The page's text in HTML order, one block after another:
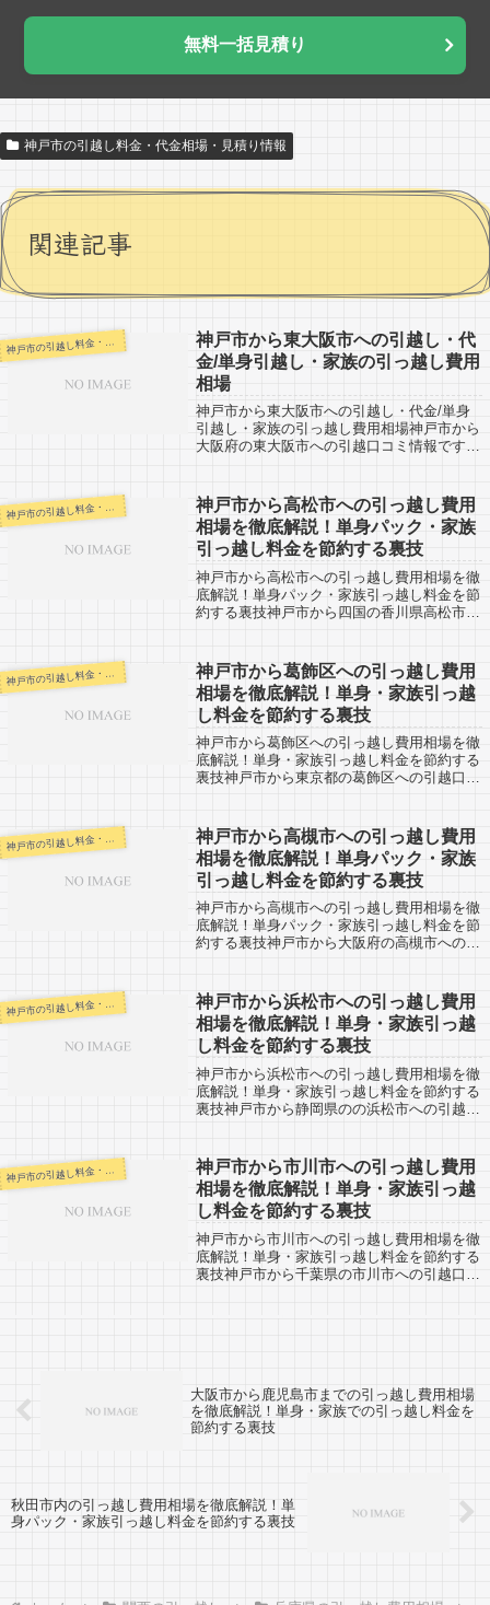
無料一括見積り
神戸市の引越し料金・代金相場・見積り情報
関連記事
神 戸市の引越し料金・代金相場・見積り情報
神戸市から東大阪市への引越し・代
金/単身引越し・家族の引っ越し費用
相場
神戸市から東大阪市への引越し・代金/単身
引越し・家族の引っ越し費用相場神戸市から
大阪府の東大阪市への引越口コミ情報です。
は約40km。車で約1時間弱の距離。近距...
神 戸市の引越し料金・代金相場・見積り情報
神戸市から高松市への引っ越し費用
相場を徹底解説！単身パック・家族
引っ越し料金を節約する裏技
神戸市から高松市への引っ越し費用相場を徹
底解説！単身パック・家族引っ越し料金を節
約する裏技神戸市から四国の香川県高松市へ
松市までは約160km。淡路島を通ってい...
神
神戸市から葛飾区への引っ越し費用
相場を徹底解説！単身・家族引っ越
し料金を節約する裏技
神戸市から葛飾区への引っ越し費用相場を徹
底解説！単身・家族引っ越し料金を節約する
裏技神戸市から東京都の葛飾区への引越口コ
区までは約540km。時間にすると車なら...
神
神戸市から高槻市への引っ越し費用
相場を徹底解説！単身パック・家族
引っ越し料金を節約する裏技
神戸市から高槻市への引っ越し費用相場を徹
底解説！単身パック・家族引っ越し料金を節
約する裏技神戸市から大阪府の高槻市への引
神戸市から高槻市までは約50km。少し離...
神 戸市の引越し料金・代金相場・見積り情報
神戸市から浜松市への引っ越し費用
相場を徹底解説！単身・家族引っ越
し料金を節約する裏技
神戸市から浜松市への引っ越し費用相場を徹
底解説！単身・家族引っ越し料金を節約する
裏技神戸市から静岡県のの浜松市への引越口
浜松市は静岡県でも西部になりますので神
戸...
神
神戸市から市川市への引っ越し費用
相場を徹底解説！単身・家族引っ越
し料金を節約する裏技
神戸市から市川市への引っ越し費用相場を徹
底解説！単身・家族引っ越し料金を節約する
裏技神戸市から千葉県の市川市への引越口コ
大阪市から鹿児島市までの引っ越し費用相場
を徹底解説！単身・家族での引っ越し料金を
節約する裏技
秋田市内の引っ越し費用相場を徹底解説！単
身パック・家族引っ越し料金を節約する裏技